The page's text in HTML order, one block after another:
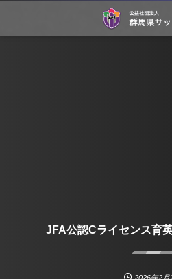
JFA公認Cライセンス育